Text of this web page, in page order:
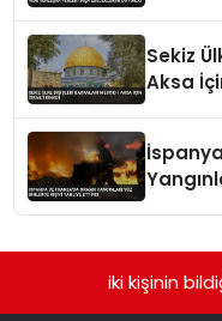
Sekiz
Aksa
iki kişinin